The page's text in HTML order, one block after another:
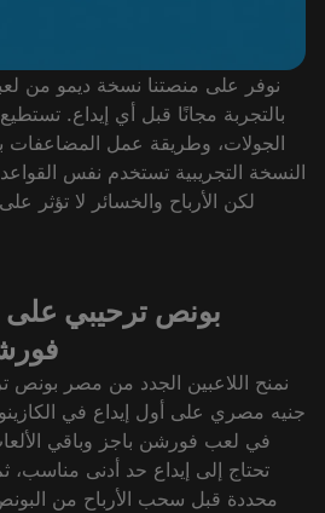
نوفر على منصتنا نسخة ديمو من
بالتجربة مجانًا قبل أي إيداع.
الجولات، وطريقة عمل المضاعفات
النسخة التجريبية تستخدم نفس
لكن الأرباح والخسائر لا تؤثر
بونص ترحيبي على
جنيه مصري على أول إيداع في
في لعب فورشن باجز وباقي
تحتاج إلى إيداع حد أدنى مناسب،
محددة قبل سحب الأرباح من